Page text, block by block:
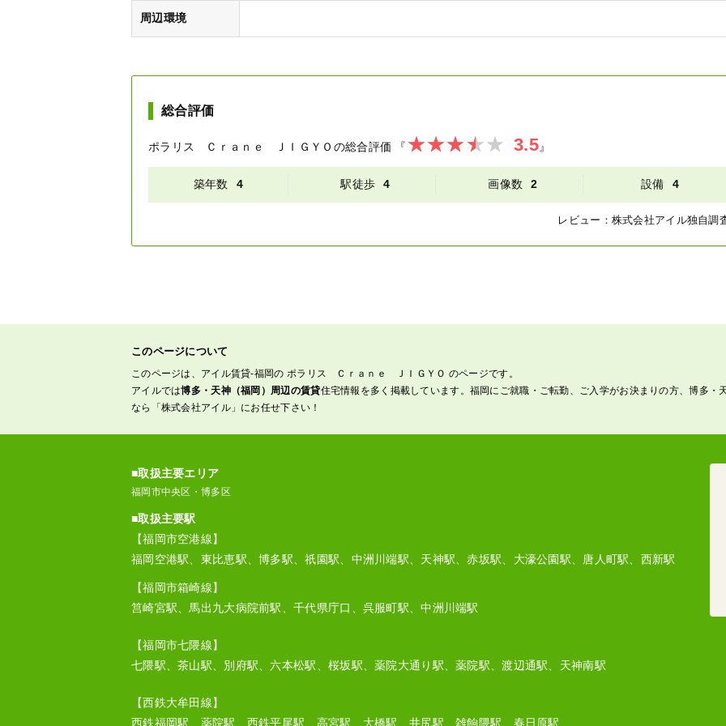
周辺環境
総合評価
ポラリス Ｃｒａｎｅ ＪＩＧＹＯ の総合評価 『 3.5』
築年数 4 駅徒歩 4 画像数 2 設備 4
レビュー： 株式会社アイル独自調
このページについて
このページは、アイル賃貸-福岡の ポラリス Ｃｒａｎｅ ＪＩＧＹＯ のページです。
アイルでは博多・天神（福岡）周辺の賃貸住宅情報を多く掲載しています。福岡にご就職・ご転勤、ご入学がお決まりの方、博多
なら「株式会社アイル」にお任せ下さい！
■取扱主要エリア
福岡市中央区・博多区
■取扱主要駅
【福岡市空港線】
福岡空港駅、東比恵駅、博多駅、祇園駅、中洲川端駅、天神駅、赤坂駅、大濠公園駅、唐人町駅、西新駅
【福岡市箱崎線】
筥崎宮駅、馬出九大病院前駅、千代県庁口、呉服町駅、中洲川端駅
【福岡市七隈線】
七隈駅、茶山駅、別府駅、六本松駅、桜坂駅、薬院大通り駅、薬院駅、渡辺通駅、天神南駅
【西鉄大牟田線】
西鉄福岡駅、薬院駅、西鉄平尾駅、高宮駅、大橋駅、井尻駅、雑餉隈駅、春日原駅